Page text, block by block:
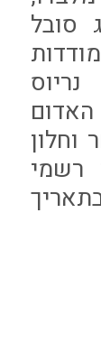
סובל
רשמי